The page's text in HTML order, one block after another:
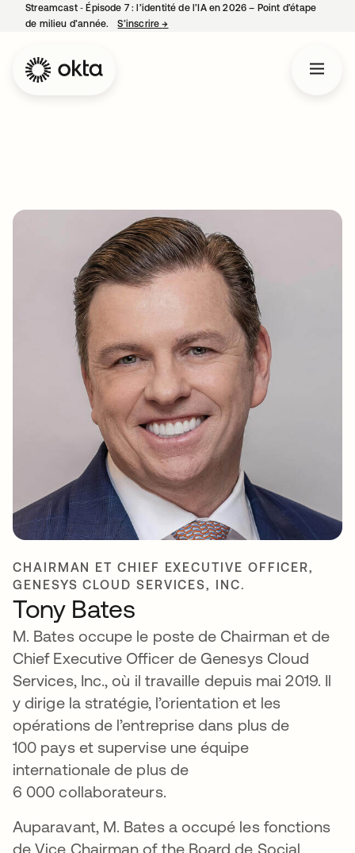
Streamcast ‑ Épisode 7 : l’identité de l’IA en 2026 – Point d’étape
de milieu d’année.
S’inscrire→
CHAIRMAN ET CHIEF EXECUTIVE OFFICER,
GENESYS CLOUD SERVICES, INC.
Tony Bates
M. Bates occupe le poste de Chairman et de
Chief Executive Officer de Genesys Cloud
Services, Inc., où il travaille depuis mai 2019. Il
y dirige la stratégie, l’orientation et les
opérations de l’entreprise dans plus de
100 pays et supervise une équipe
internationale de plus de
6 000 collaborateurs.
Auparavant, M. Bates a occupé les fonctions
de Vice Chairman of the Board de Social